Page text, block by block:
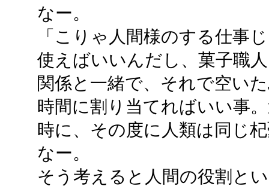
なー。
「こりゃ人間様のする仕事
使えばいいんだし、菓子職
関係と一緒で、それで空い
時間に割り当てればいい事
時に、その度に人類は同じ
なー。
そう考えると人間の役割と